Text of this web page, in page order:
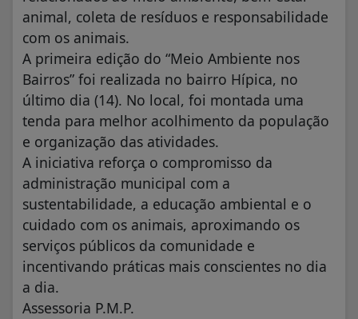
animal, coleta de resíduos e responsabilidade
com os animais.
A primeira edição do “Meio Ambiente nos
Bairros” foi realizada no bairro Hípica, no
último dia (14). No local, foi montada uma
tenda para melhor acolhimento da população
e organização das atividades.
A iniciativa reforça o compromisso da
administração municipal com a
sustentabilidade, a educação ambiental e o
cuidado com os animais, aproximando os
serviços públicos da comunidade e
incentivando práticas mais conscientes no dia
a dia.
Assessoria P.M.P.